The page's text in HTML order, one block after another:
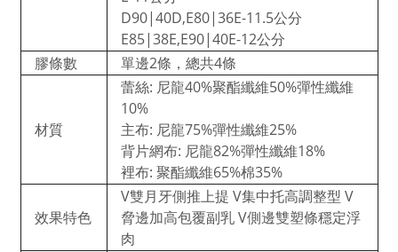
D90|40D,E80|36E-11.5公分
E85|38E,E90|40E-12公分
膠條數
單邊2條，總共4條
材質
蕾絲: 尼龍40%聚酯纖維50%彈性纖維
10%
主布: 尼龍75%彈性纖維25%
背片網布: 尼龍82%彈性纖維18%
裡布: 聚酯纖維65%棉35%
效果特色
V雙月牙側推上提 V集中托高調整型 V
脅邊加高包覆副乳 V側邊雙塑條穩定浮
肉